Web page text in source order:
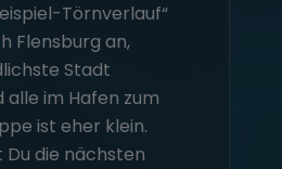
Törnverlauf“
Flensburg an,
Stadt
alle im Hafen zum
ist eher klein.
die nächsten